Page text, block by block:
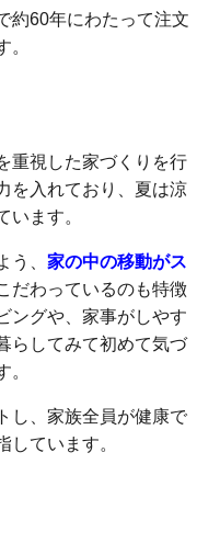
約60年にわたって注文
。
重視した家づくりを行
を入れており、夏は涼
います。
う、 家の中の移動がス
だわっているのも特徴
ングや、家事がしやす
らしてみて初めて気づ
。
し、家族全員が健康で
しています。